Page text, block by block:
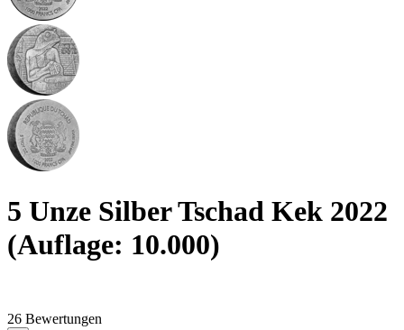
5 Unze Silber Tschad Kek 2022
(Auflage: 10.000)
26 Bewertungen